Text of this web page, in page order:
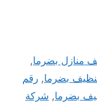
منازل بضرما,
بضرما, رقم
بضرما, شركة